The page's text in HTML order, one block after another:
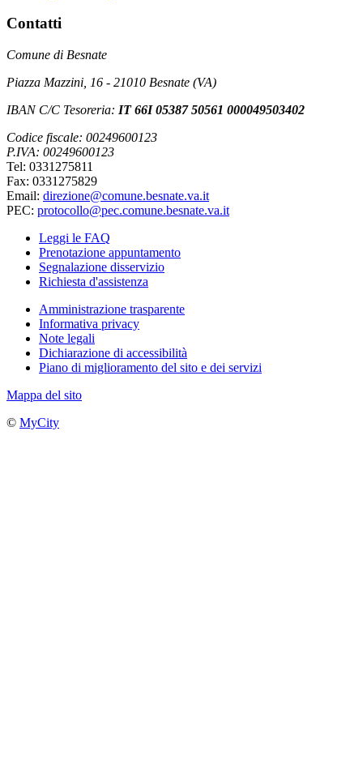
Contatti
Comune di Besnate
Piazza Mazzini, 16 - 21010 Besnate (VA)
IBAN C/C Tesoreria: IT 66I 05387 50561 000049503402
Codice fiscale: 00249600123
P.IVA: 00249600123
Tel: 0331275811
Fax: 0331275829
Email: direzione@comune.besnate.va.it
PEC: protocollo@pec.comune.besnate.va.it
Leggi le FAQ
Prenotazione appuntamento
Segnalazione disservizio
Richiesta d'assistenza
Amministrazione trasparente
Informativa privacy
Note legali
Dichiarazione di accessibilità
Piano di miglioramento del sito e dei servizi
Mappa del sito
© MyCity